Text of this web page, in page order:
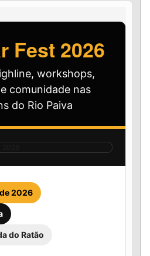
Fest 2026
workshops,
comunidade nas
do Rio Paiva
2026
do Ratão